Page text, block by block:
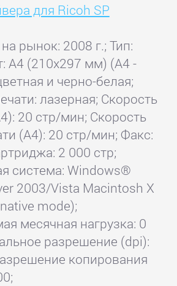
для Ricoh SP
рынок: 2008 г.; Тип:
A4 (210x297 мм) (A4 -
и черно-белая;
лазерная; Скорость
20 стр/мин; Скорость
(А4): 20 стр/мин; Факс:
2 000 стр;
система: Windows®
2003/Vista Macintosh X
mode);
месячная нагрузка: 0
разрешение (dpi):
копирования